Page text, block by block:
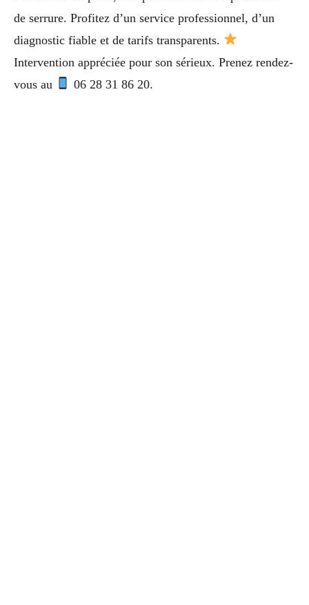
de serrure. Profitez d’un service professionnel, d’un
diagnostic fiable et de tarifs transparents.
Intervention appréciée pour son sérieux. Prenez rendez-
vous au
06 28 31 86 20.